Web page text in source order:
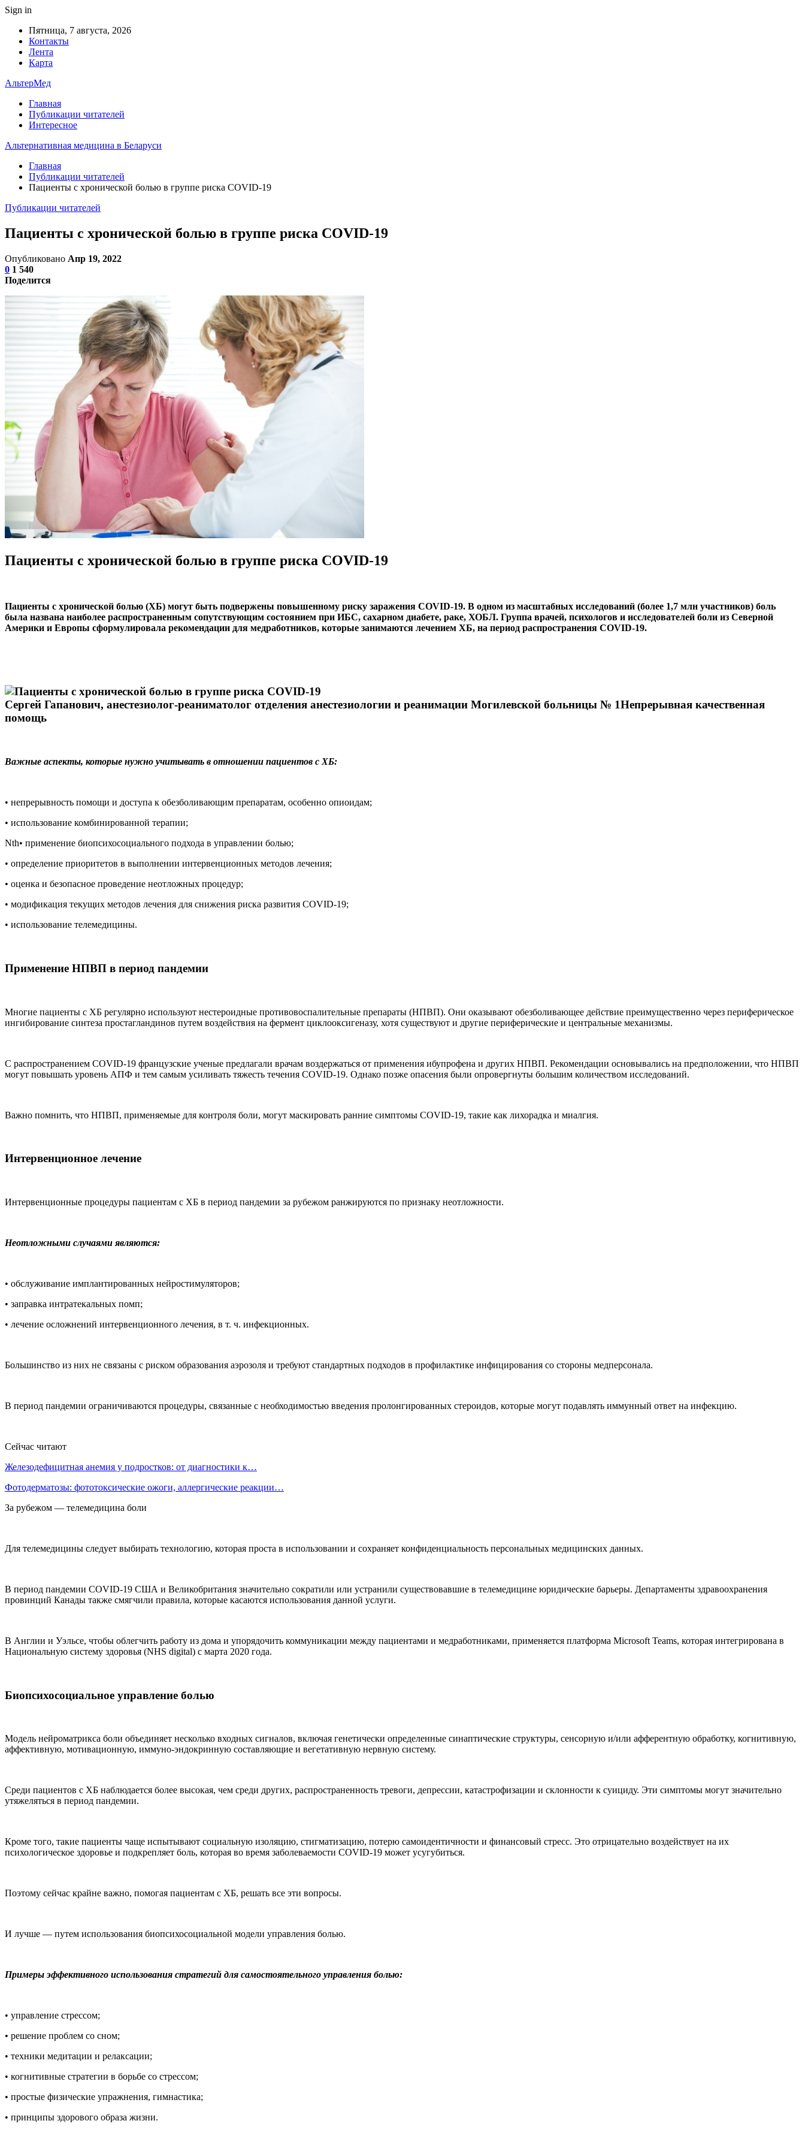
Sign in
Пятница, 7 августа, 2026
Контакты
Лента
Карта
АльтерМед
Главная
Публикации читателей
Интересное
Альтернативная медицина в Беларуси
Главная
Публикации читателей
Пациенты с хронической болью в группе риска COVID-19
Публикации читателей
Пациенты с хронической болью в группе риска COVID-19
Опубликовано Апр 19, 2022
0 1 540
Поделится
Пациенты с хронической болью в группе риска COVID-19
Пациенты с хронической болью (ХБ) могут быть подвержены повышенному риску заражения COVID-19. В одном из масштабных исследований (более 1,7 млн участников) боль
была названа наиболее распространенным сопутствующим состоянием при ИБС, сахарном диабете, раке, ХОБЛ. Группа врачей, психологов и исследователей боли из Северной
Америки и Европы сформулировала рекомендации для медработников, которые занимаются лечением ХБ, на период распространения COVID-19.
Сергей Гапанович, анестезиолог-реаниматолог отделения анестезиологии и реанимации Могилевской больницы № 1Непрерывная качественная
помощь
Важные аспекты, которые нужно учитывать в отношении пациентов с ХБ:
• непрерывность помощи и доступа к обезболивающим препаратам, особенно опиоидам;
• использование комбинированной терапии;
Nth• применение биопсихосоциального подхода в управлении болью;
• определение приоритетов в выполнении интервенционных методов лечения;
• оценка и безопасное проведение неотложных процедур;
• модификация текущих методов лечения для снижения риска развития COVID-19;
• использование телемедицины.
Применение НПВП в период пандемии
Многие пациенты с ХБ регулярно используют нестероидные противовоспалительные препараты (НПВП). Они оказывают обезболивающее действие преимущественно через периферическое
ингибирование синтеза простагландинов путем воздействия на фермент циклооксигеназу, хотя существуют и другие периферические и центральные механизмы.
С распространением COVID-19 французские ученые предлагали врачам воздержаться от применения ибупрофена и других НПВП. Рекомендации основывались на предположении, что НПВП
могут повышать уровень АПФ и тем самым усиливать тяжесть течения COVID-19. Однако позже опасения были опровергнуты большим количеством исследований.
Важно помнить, что НПВП, применяемые для контроля боли, могут маскировать ранние симптомы COVID-19, такие как лихорадка и миалгия.
Интервенционное лечение
Интервенционные процедуры пациентам с ХБ в период пандемии за рубежом ранжируются по признаку неотложности.
Неотложными случаями являются:
• обслуживание имплантированных нейростимуляторов;
• заправка интратекальных помп;
• лечение осложнений интервенционного лечения, в т. ч. инфекционных.
Большинство из них не связаны с риском образования аэрозоля и требуют стандартных подходов в профилактике инфицирования со стороны медперсонала.
В период пандемии ограничиваются процедуры, связанные с необходимостью введения пролонгированных стероидов, которые могут подавлять иммунный ответ на инфекцию.
Сейчас читают
Железодефицитная анемия у подростков: от диагностики к…
Фотодерматозы: фототоксические ожоги, аллергические реакции…
За рубежом — телемедицина боли
Для телемедицины следует выбирать технологию, которая проста в использовании и сохраняет конфиденциальность персональных медицинских данных.
В период пандемии COVID-19 США и Великобритания значительно сократили или устранили существовавшие в телемедицине юридические барьеры. Департаменты здравоохранения
провинций Канады также смягчили правила, которые касаются использования данной услуги.
В Англии и Уэльсе, чтобы облегчить работу из дома и упорядочить коммуникации между пациентами и медработниками, применяется платформа Microsoft Teams, которая интегрирована в
Национальную систему здоровья (NHS digital) с марта 2020 года.
Биопсихосоциальное управление болью
Модель нейроматрикса боли объединяет несколько входных сигналов, включая генетически определенные синаптические структуры, сенсорную и/или афферентную обработку, когнитивную,
аффективную, мотивационную, иммуно-эндокринную составляющие и вегетативную нервную систему.
Среди пациентов с ХБ наблюдается более высокая, чем среди других, распространенность тревоги, депрессии, катастрофизации и склонности к суициду. Эти симптомы могут значительно
утяжеляться в период пандемии.
Кроме того, такие пациенты чаще испытывают социальную изоляцию, стигматизацию, потерю самоидентичности и финансовый стресс. Это отрицательно воздействует на их
психологическое здоровье и подкрепляет боль, которая во время заболеваемости COVID-19 может усугубиться.
Поэтому сейчас крайне важно, помогая пациентам с ХБ, решать все эти вопросы.
И лучше — путем использования биопсихосоциальной модели управления болью.
Примеры эффективного использования стратегий для самостоятельного управления болью:
• управление стрессом;
• решение проблем со сном;
• техники медитации и релаксации;
• когнитивные стратегии в борьбе со стрессом;
• простые физические упражнения, гимнастика;
• принципы здорового образа жизни.